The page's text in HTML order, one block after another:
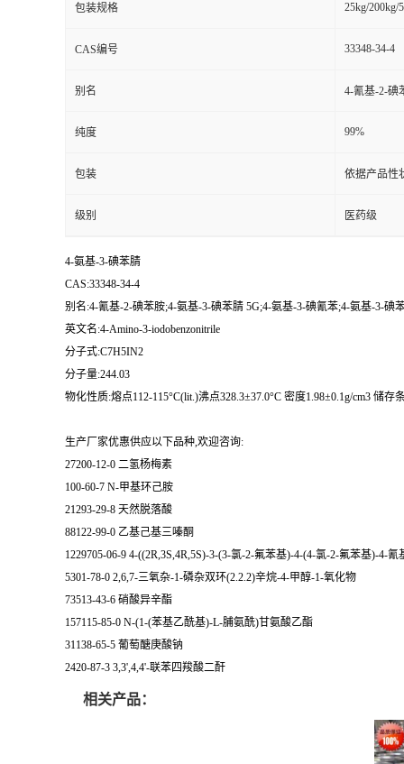
包装规格 25kg/200kg/
CAS编号 33348-34-4
别名 4-氰基-2-碘
纯度 99%
包装 依据产品性
级别 医药级
4-氨基-3-碘苯腈
CAS:33348-34-4
别名:4-氰基-2-碘苯胺;4-氨基-3-碘苯腈 5G;4-氨基-3-碘氰苯;4-氨基-3-碘
英文名:4-Amino-3-iodobenzonitrile
分子式:C7H5IN2
分子量:244.03
物化性质:熔点112-115°C(lit.)沸点328.3±37.0°C 密度1.98±0.1g/cm3 储存
生产厂家优惠供应以下品种,欢迎咨询:
27200-12-0 二氢杨梅素
100-60-7 N-甲基环己胺
21293-29-8 天然脱落酸
88122-99-0 乙基己基三嗪酮
1229705-06-9 4-((2R,3S,4R,5S)-3-(3-氯-2-氟苯基)-4-(4-氯-2-氟苯基)-4-
5301-78-0 2,6,7-三氧杂-1-磷杂双环(2.2.2)辛烷-4-甲醇-1-氧化物
73513-43-6 硝酸异辛酯
157115-85-0 N-(1-(苯基乙酰基)-L-脯氨酰)甘氨酸乙酯
31138-65-5 葡萄醣庚酸钠
2420-87-3 3,3',4,4'-联苯四羧酸二酐
相关产品：